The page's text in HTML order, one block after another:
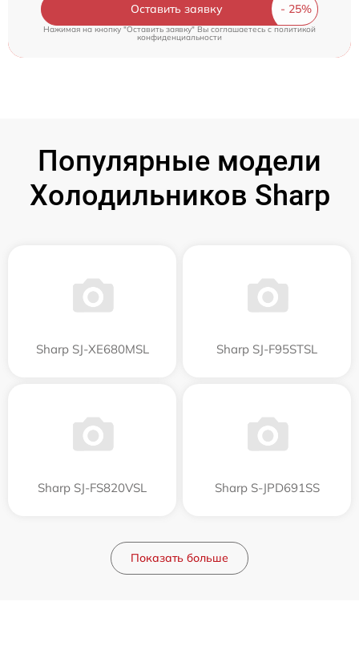
Оставить заявку
Нажимая на кнопку "Оставить заявку" Вы соглашаетесь cполитикой
конфиденциальности
Популярные модели
Холодильников Sharp
Sharp SJ-XE680MSL Sharp SJ-F95STSL
Sharp SJ-FS820VSL Sharp S-JPD691SS
Показать больше